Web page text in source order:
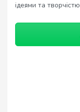
ідеями та творчістю